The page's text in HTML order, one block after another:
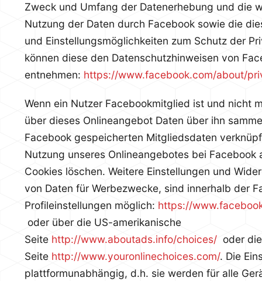
Zweck und Umfang der Datenerhebung und die
Nutzung der Daten durch Facebook sowie die
und Einstellungsmöglichkeiten zum Schutz der
können diese den Datenschutzhinweisen von
entnehmen: https://www.facebook.com/about/
Wenn ein Nutzer Facebookmitglied ist und nicht
über dieses Onlineangebot Daten über ihn
Facebook gespeicherten Mitgliedsdaten
Nutzung unseres Onlineangebotes bei Facebook
Cookies löschen. Weitere Einstellungen und
von Daten für Werbezwecke, sind innerhalb der
Profileinstellungen möglich: https://
oder über die US-amerikanische
Seite http://www.aboutads.info/choices/oder die
Seite http://www.youronlinechoices.com/. Die
plattformunabhängig, d.h. sie werden für alle